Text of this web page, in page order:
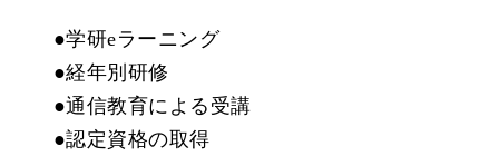
●学研eラーニング
●経年別研修
●通信教育による受講
●認定資格の取得